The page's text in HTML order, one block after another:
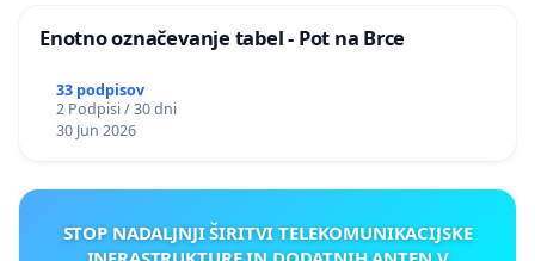
Enotno označevanje tabel - Pot na Brce
33 podpisov
2 Podpisi / 30 dni
30 Jun 2026
STOP NADALJNJI ŠIRITVI TELEKOMUNIKACIJSKE